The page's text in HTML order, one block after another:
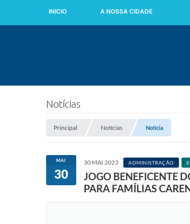
INICIO A NOSSA CIDADE
Notícias
Principal Notícias Notícia
MAI
30
30 MAI 2023 ADMINISTRAÇÃO
JOGO BENEFICENTE
PARA FAMÍLIAS